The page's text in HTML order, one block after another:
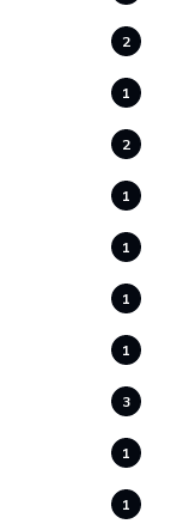
2
1
2
1
1
1
1
3
1
1